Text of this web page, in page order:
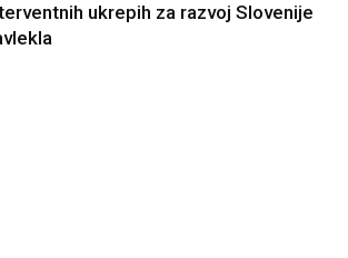
ukrepih za razvoj Slovenije